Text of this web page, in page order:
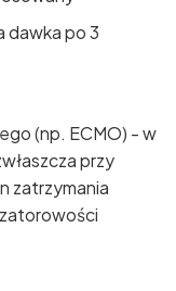
dawka po 3
(np. ECMO) - w
przy
zatrzymania